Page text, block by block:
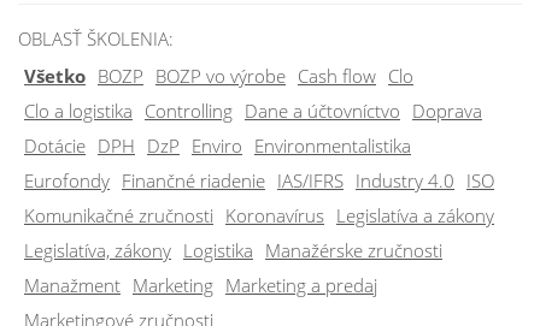
OBLASŤ ŠKOLENIA:
Všetko BOZP BOZP vo výrobe Cash flow Clo
Clo a logistika Controlling Dane a účtovníctvo Doprava
Dotácie DPH DzP Enviro Environmentalistika
Eurofondy Finančné riadenie IAS/IFRS Industry 4.0 ISO
Komunikačné zručnosti Koronavírus Legislatíva a zákony
Legislatíva, zákony Logistika Manažérske zručnosti
Manažment Marketing Marketing a predaj
Marketingové zručnosti